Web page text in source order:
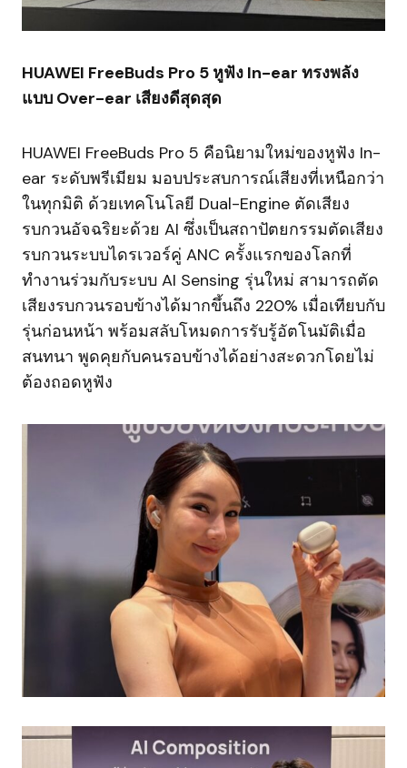
HUAWEI FreeBuds Pro 5 หูฟัง In-ear ทรงพลัง
แบบ Over-ear เสียงดีสุดสุด
HUAWEI FreeBuds Pro 5 คือนิยามใหม่ของหูฟัง In-
ear ระดับพรีเมียม มอบประสบการณ์เสียงที่เหนือกว่า
ในทุกมิติ ด้วยเทคโนโลยี Dual-Engine ตัดเสียง
รบกวนอัจฉริยะด้วย AI ซึ่งเป็นสถาปัตยกรรมตัดเสียง
รบกวนระบบไดรเวอร์คู่ ANC ครั้งแรกของโลกที่
ทำงานร่วมกับระบบ AI Sensing รุ่นใหม่ สามารถตัด
เสียงรบกวนรอบข้างได้มากขึ้นถึง 220% เมื่อเทียบกับ
รุ่นก่อนหน้า พร้อมสลับโหมดการรับรู้อัตโนมัติเมื่อ
สนทนา พูดคุยกับคนรอบข้างได้อย่างสะดวกโดยไม่
ต้องถอดหูฟัง